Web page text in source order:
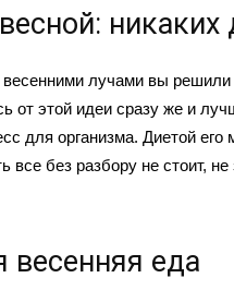
никаких
лучами вы решили
от этой идеи сразу же и
для организма. Диетой его
все без разбору не стоит,
весенняя еда